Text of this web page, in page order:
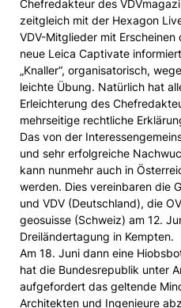
Chefredakteur des
zeitgleich mit der Hexagon
VDV-Mitglieder mit
neue Leica Captivate
„Knaller“, organisatorisch,
leichte Übung. Natürlich hat
Erleichterung des
mehrseitige rechtliche
Das von der
und sehr erfolgreiche
kann nunmehr auch in
werden. Dies vereinbaren die
und VDV (Deutschland), die
geosuisse (Schweiz) am 12.
Dreiländertagung in Kempten.
Am 18. Juni dann eine
hat die Bundesrepublik unter
aufgefordert das geltende
Architekten und Ingenieure